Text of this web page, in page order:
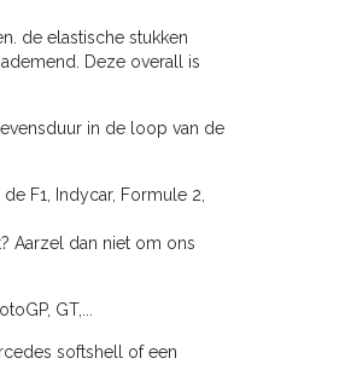
de elastische stukken
Deze overall is
in de loop van de
F1, Indycar, Formule 2,
Aarzel dan niet om ons
GT,...
softshell of een